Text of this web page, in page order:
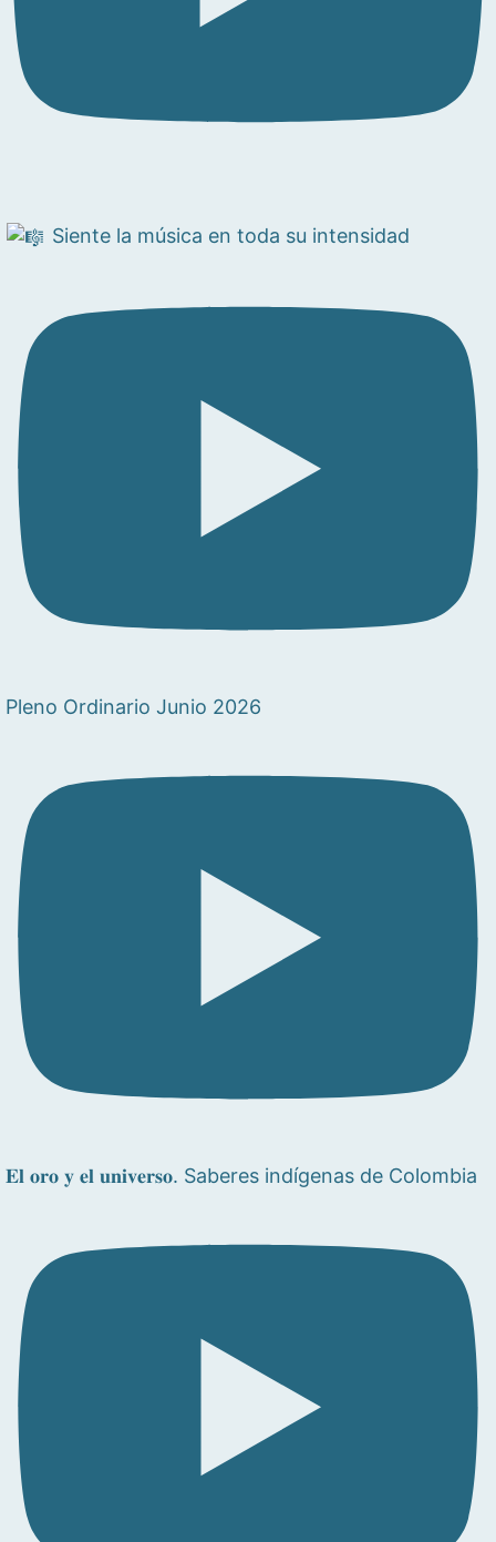
Siente la música en toda su intensidad
Pleno Ordinario Junio 2026
𝐄𝐥 𝐨𝐫𝐨 𝐲 𝐞𝐥 𝐮𝐧𝐢𝐯𝐞𝐫𝐬𝐨. Saberes indígenas de Colombia